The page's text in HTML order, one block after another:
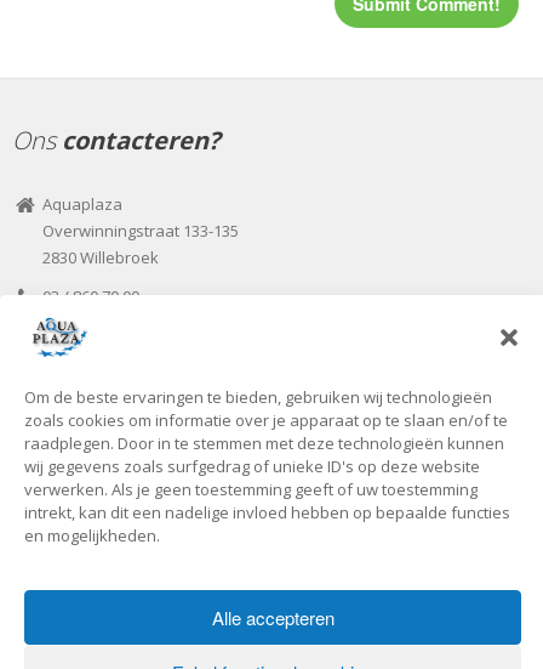
Om de beste ervaringen te bieden, gebruiken wij technologieën
zoals cookies om informatie over je apparaat op te slaan en/of te
raadplegen. Door in te stemmen met deze technologieën kunnen
wij gegevens zoals surfgedrag of unieke ID's op deze website
verwerken. Als je geen toestemming geeft of uw toestemming
intrekt, kan dit een nadelige invloed hebben op bepaalde functies
en mogelijkheden.
Alle accepteren
Onscontacteren?
Aquaplaza
Overwinningstraat 133-135
2830 Willebroek
03 / 860 70 00
03 / 866 07 82
aquaplaza@seniorplaza.be
Onzeopeningsuren
Voorlopig zijn we uitsluitend open tijdens de kantooruren of op
individuele vraag!
Privacybeleid